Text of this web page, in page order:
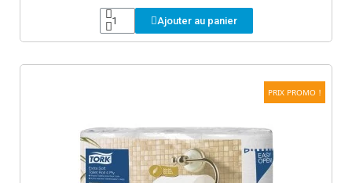
Ajouter au panier
PRIX PROMO !